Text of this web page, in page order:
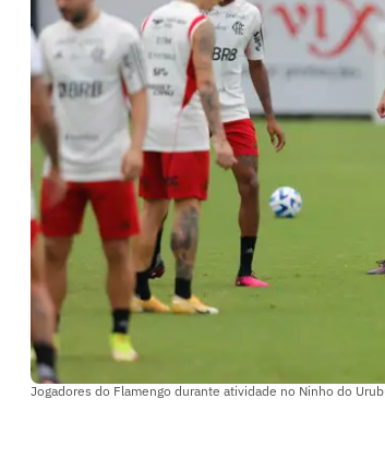
Jogadores do Flamengo durante atividade no Ninho do